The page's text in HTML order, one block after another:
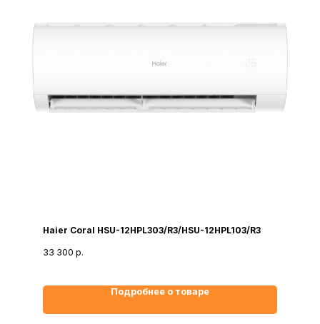
Haier Coral HSU-12HPL303/R3/HSU-12HPL103/R3
33 300 р.
Подробнее о товаре